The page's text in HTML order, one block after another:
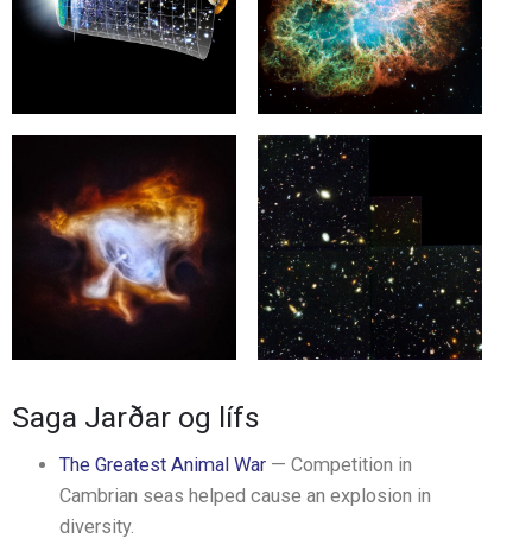
Saga Jarðar og lífs
The Greatest Animal War — Competition in
Cambrian seas helped cause an explosion in
diversity.